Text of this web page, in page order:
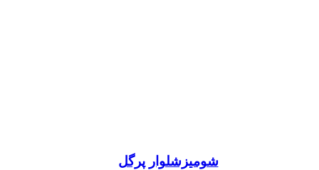
شومیزشلوار پرگل